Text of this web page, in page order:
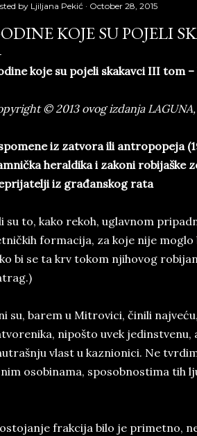
by Ljiljana Pekić October 28, 2015
KOJE SU POJELI
koje su pojeli skakavci III tom
© 2013 ovog izdanja
iz zatvora ili antropopeja
heraldika i zakoni robijaške
iz građanskog rata
su to, kako rekoh, uglavnom
formacija, za koje nije moglo
bi se ta krv tokom njihovog
su, barem u Mitrovici, činili
nipošto uvek
vlast u kaznionici. Ne
osobinama, sposobnostima tih
frakcija bilo je primetno,